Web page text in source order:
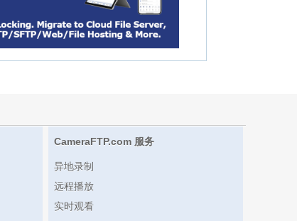
CameraFTP.com 服务
异地录制
远程播放
实时观看